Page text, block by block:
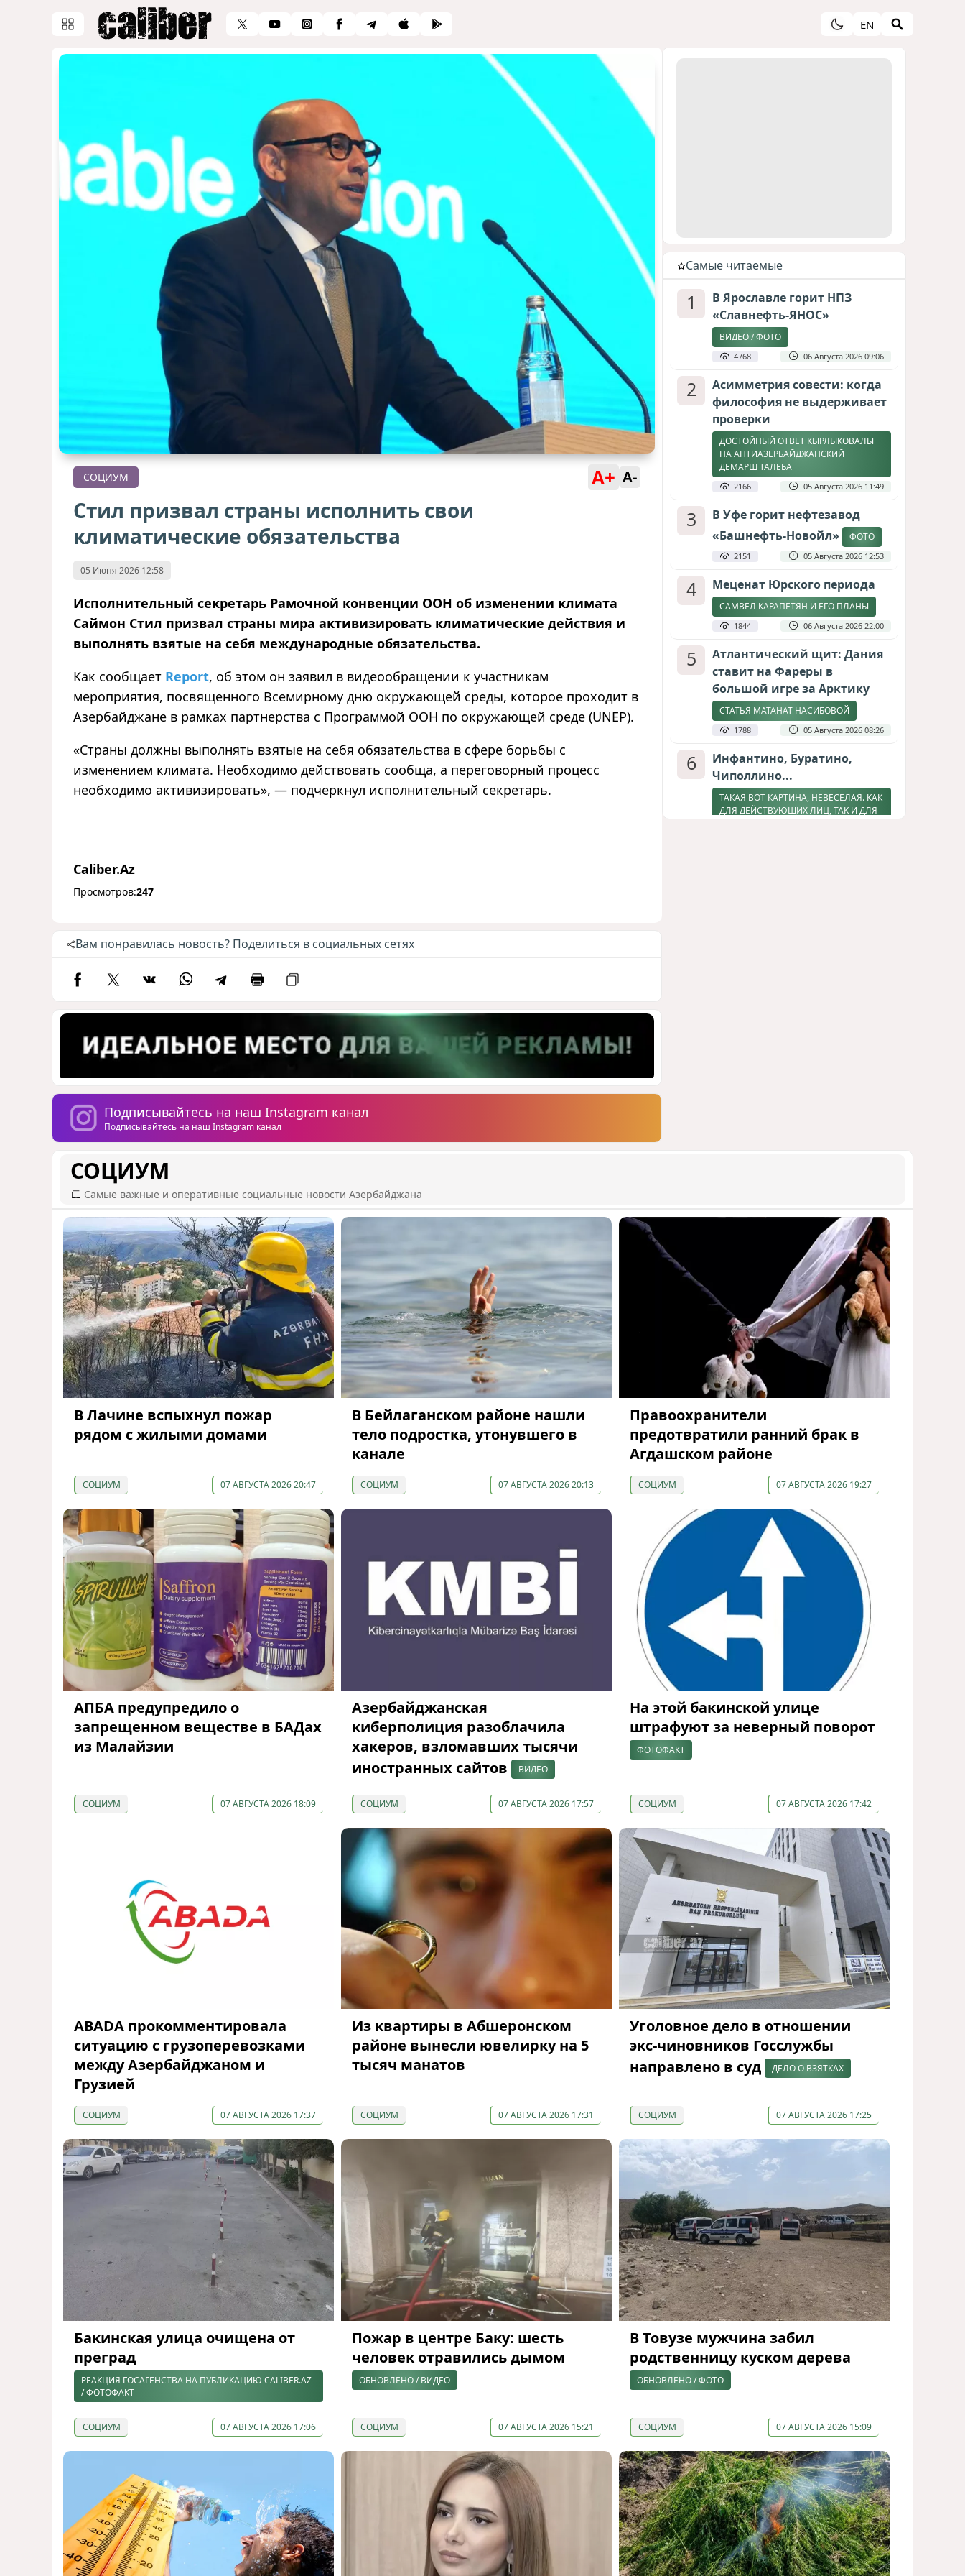
EN
СОЦИУМ A+ A-
Стил призвал страны исполнить свои
климатические обязательства
05 Июня 2026 12:58
Исполнительный секретарь Рамочной конвенции ООН об изменении климата
Саймон Стил призвал страны мира активизировать климатические действия и
выполнять взятые на себя международные обязательства.
Как сообщает Report, об этом он заявил в видеообращении к участникам
мероприятия, посвященного Всемирному дню окружающей среды, которое проходит в
Азербайджане в рамках партнерства с Программой ООН по окружающей среде (UNEP).
«Страны должны выполнять взятые на себя обязательства в сфере борьбы с
изменением климата. Необходимо действовать сообща, а переговорный процесс
необходимо активизировать», — подчеркнул исполнительный секретарь.
Caliber.Az
Просмотров:247
Вам понравилась новость? Поделиться в социальных сетях
Подписывайтесь на наш Instagram канал
Подписывайтесь на наш Instagram канал
Cамые читаемые
1
В Ярославле горит НПЗ
«Славнефть-ЯНОС»
ВИДЕО / ФОТО
4768 06 Августа 2026 09:06
2
Асимметрия совести: когда
философия не выдерживает
проверки
ДОСТОЙНЫЙ ОТВЕТ КЫРЛЫКОВАЛЫ
НА АНТИАЗЕРБАЙДЖАНСКИЙ
ДЕМАРШ ТАЛЕБА
2166 05 Августа 2026 11:49
3
В Уфе горит нефтезавод
«Башнефть-Новойл»
ФОТО
2151 05 Августа 2026 12:53
4 Меценат Юрского периода
САМВЕЛ КАРАПЕТЯН И ЕГО ПЛАНЫ
1844 06 Августа 2026 22:00
5
Атлантический щит: Дания
ставит на Фареры в
большой игре за Арктику
СТАТЬЯ МАТАНАТ НАСИБОВОЙ
1788 05 Августа 2026 08:26
6
Инфантино, Буратино,
Чиполлино...
ТАКАЯ ВОТ КАРТИНА, НЕВЕСЕЛАЯ. КАК
ДЛЯ ДЕЙСТВУЮЩИХ ЛИЦ, ТАК И ДЛЯ
сокращает свою
дипломатическую сеть
СТАТЬЯ МАТАНАТ НАСИБОВОЙ
06 Августа 2026 10:21
СОЦИУМ
Самые важные и оперативные социальные новости Азербайджана
В Лачине вспыхнул пожар
рядом с жилыми домами
СОЦИУМ 07 АВГУСТА 2026 20:47
В Бейлаганском районе нашли
тело подростка, утонувшего в
канале
СОЦИУМ 07 АВГУСТА 2026 20:13
Правоохранители
предотвратили ранний брак в
Агдашском районе
СОЦИУМ 07 АВГУСТА 2026 19:27
АПБА предупредило о
запрещенном веществе в БАДах
из Малайзии
СОЦИУМ 07 АВГУСТА 2026 18:09
Азербайджанская
киберполиция разоблачила
хакеров, взломавших тысячи
иностранных сайтов
ВИДЕО
СОЦИУМ 07 АВГУСТА 2026 17:57
На этой бакинской улице
штрафуют за неверный поворот
ФОТОФАКТ
СОЦИУМ 07 АВГУСТА 2026 17:42
ABADA прокомментировала
ситуацию с грузоперевозками
между Азербайджаном и
Грузией
СОЦИУМ 07 АВГУСТА 2026 17:37
Из квартиры в Абшеронском
районе вынесли ювелирку на 5
тысяч манатов
СОЦИУМ 07 АВГУСТА 2026 17:31
Уголовное дело в отношении
экс-чиновников Госслужбы
направлено в суд
ДЕЛО О ВЗЯТКАХ
СОЦИУМ 07 АВГУСТА 2026 17:25
Бакинская улица очищена от
преград
РЕАКЦИЯ ГОСАГЕНСТВА НА ПУБЛИКАЦИЮ CALIBER.AZ
/ ФОТОФАКТ
СОЦИУМ 07 АВГУСТА 2026 17:06
Пожар в центре Баку: шесть
человек отравились дымом
ОБНОВЛЕНО / ВИДЕО
СОЦИУМ 07 АВГУСТА 2026 15:21
В Товузе мужчина забил
родственницу куском дерева
ОБНОВЛЕНО / ФОТО
СОЦИУМ 07 АВГУСТА 2026 15:09